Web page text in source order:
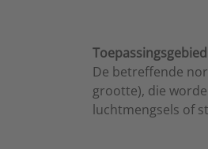
De betreffende
grootte), die
luchtmengsels of